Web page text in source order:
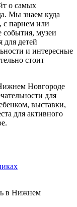
о самых
Мы знаем куда
с парнем или
музеи
детей
и интересные
стоит
Новгороде
для
выставки,
для активного
в Нижнем